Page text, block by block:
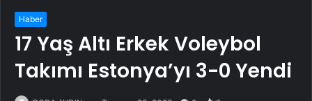
Haber
17 Yaş Altı Erkek Voleybol
Takımı Estonya’yı 3-0 Yendi